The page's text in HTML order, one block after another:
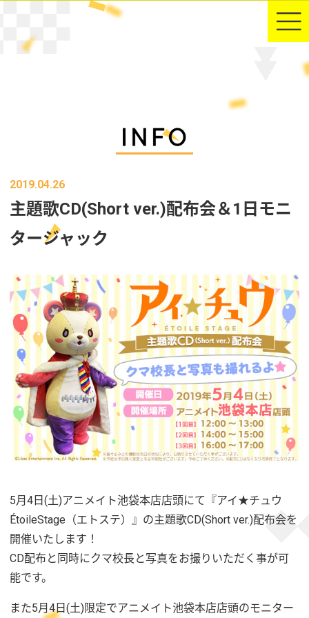
2019.04.26
主題歌CD(Short ver.)配布会＆1日モニ
タージャック
5月4日(土)アニメイト池袋本店店頭にて『アイ★チュウ
ÉtoileStage（エトステ）』の主題歌CD(Short ver.)配布会を
開催いたします！
CD配布と同時にクマ校長と写真をお撮りいただく事が可
能です。
また5月4日(土)限定でアニメイト池袋本店店頭のモニター